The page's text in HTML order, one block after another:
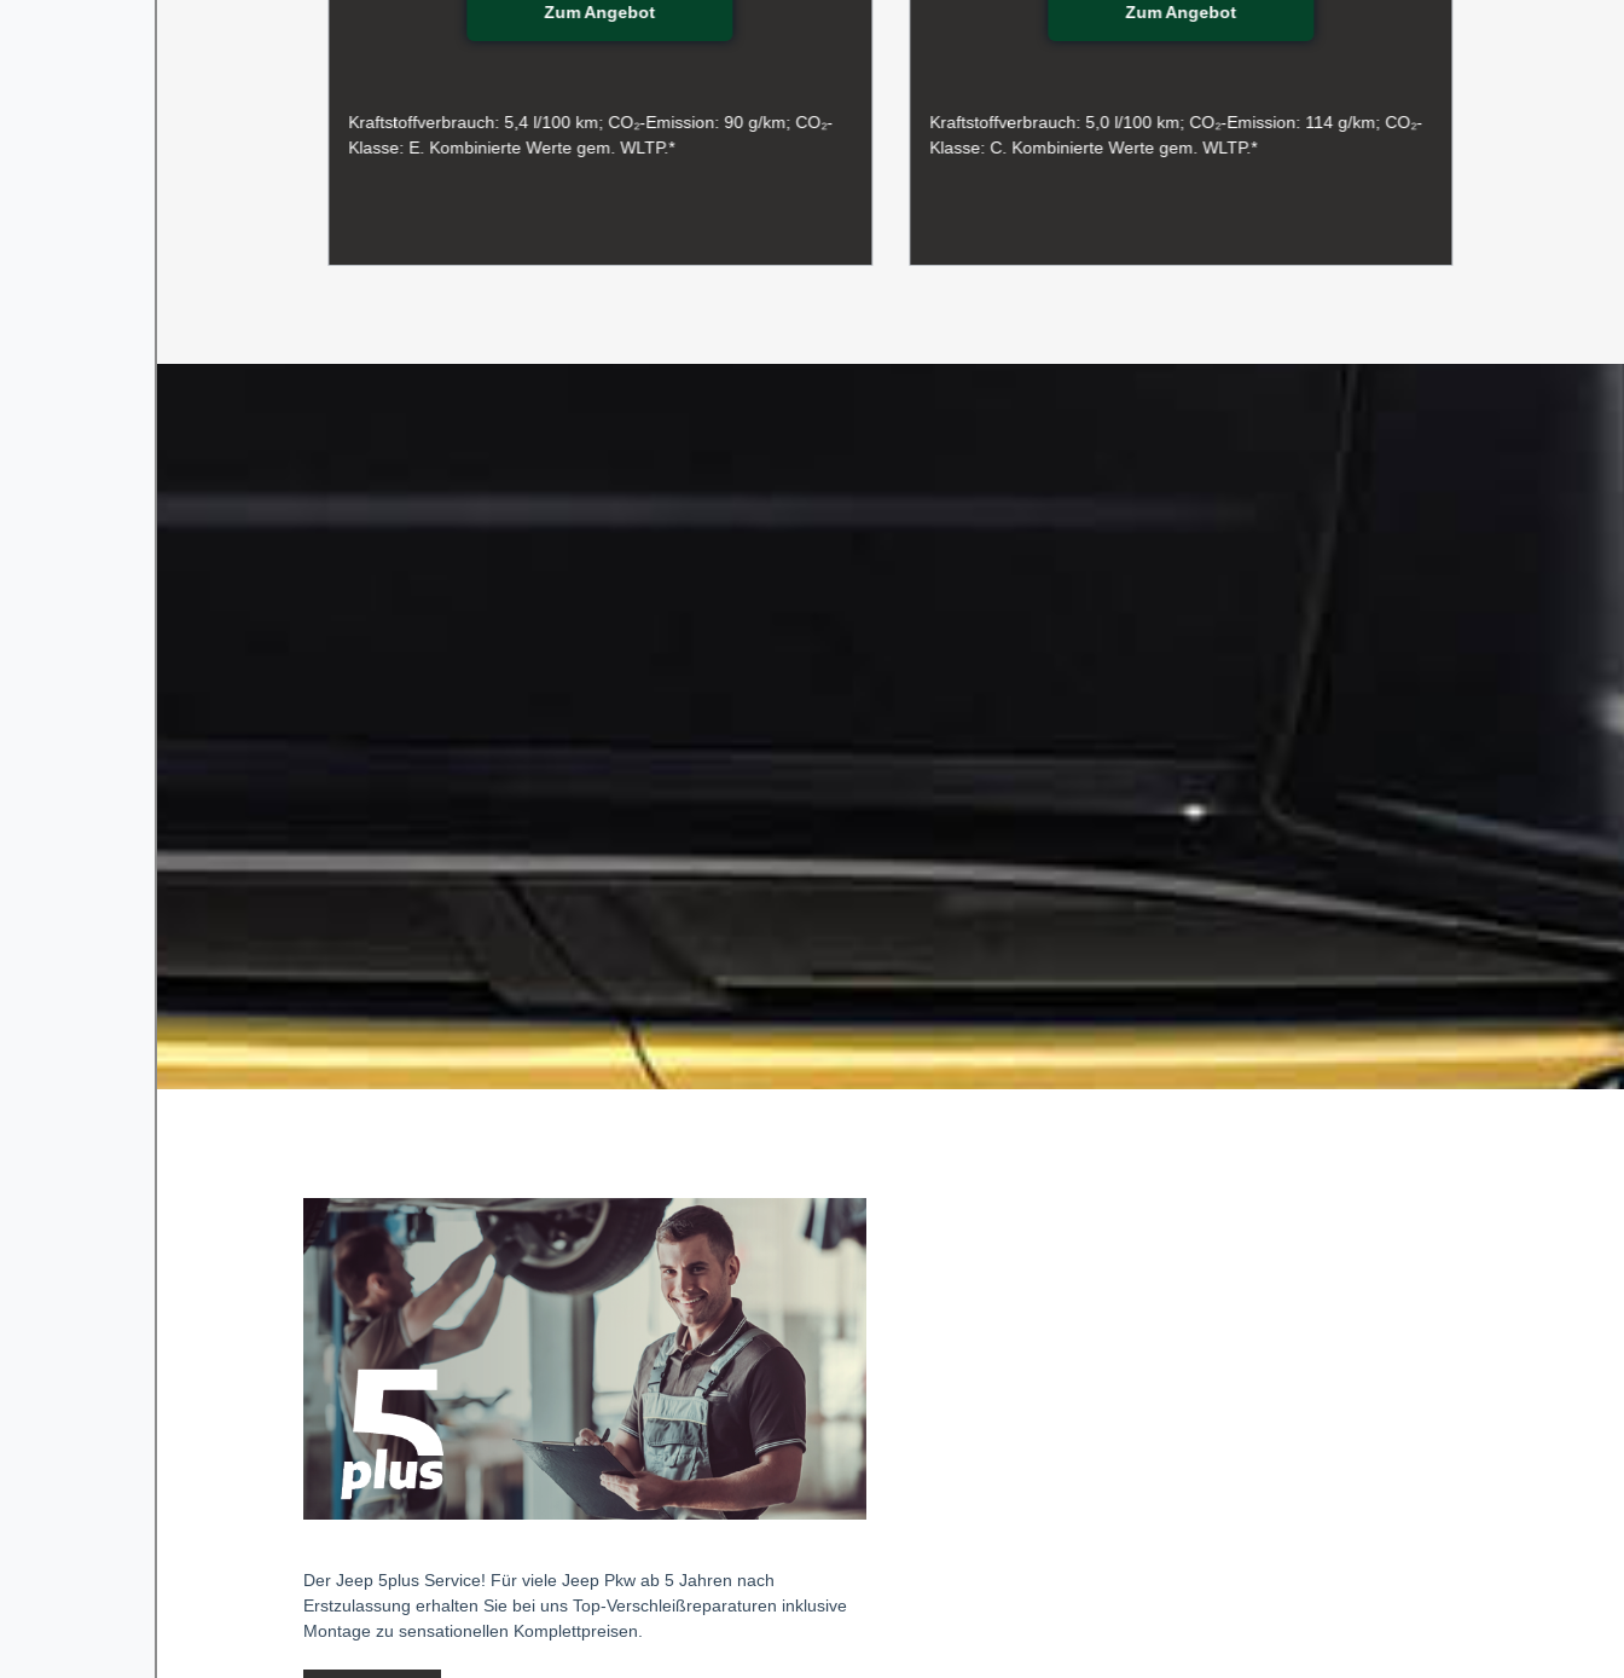
Zum Angebot
Kraftstoffverbrauch: 5,4 l/100 km; CO₂-Emission: 90 g/km; CO₂-
Klasse: E. Kombinierte Werte gem. WLTP.*
Zum Angebot
Kraftstoffverbrauch: 5,0 l/100 km; CO₂-Emission: 114 g/km; CO₂-
Klasse: C. Kombinierte Werte gem. WLTP.*
Der Jeep 5plus Service! Für viele Jeep Pkw ab 5 Jahren nach
Erstzulassung erhalten Sie bei uns Top-Verschleißreparaturen inklusive
Montage zu sensationellen Komplettpreisen.